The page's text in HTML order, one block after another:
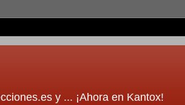
y ... ¡Ahora en Kantox!